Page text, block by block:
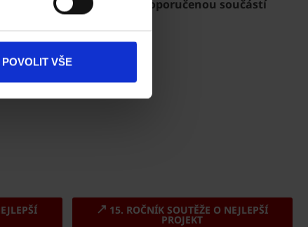
POVOLIT VŠE
sice nepovinná, ale je doporučenou součástí
15. ROČNÍK SOUTĚŽE O NEJLEPŠÍ
PROJEKT